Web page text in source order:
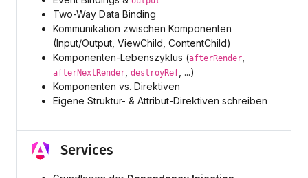
Two-Way Data Binding
Kommunikation zwischen Komponenten
(Input/Output, ViewChild, ContentChild)
Komponenten-Lebenszyklus (afterRender
afterNextRender destroyRef
, ...)
Komponenten vs. Direktiven
Eigene Struktur- & Attribut-Direktiven schreiben
Services